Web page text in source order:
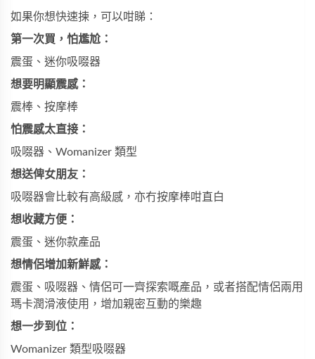
如果你想快速揀，可以咁睇：
第一次買，怕尷尬：
震蛋、迷你吸啜器
想要明顯震感：
震棒、按摩棒
怕震感太直接：
吸啜器、Womanizer 類型
想送俾女朋友：
吸啜器會比較有高級感，亦冇按摩棒咁直白
想收藏方便：
震蛋、迷你款產品
想情侶增加新鮮感：
震蛋、吸啜器、情侶可一齊探索嘅產品，或者搭配情侶兩用
瑪卡潤滑液使用，增加親密互動的樂趣
想一步到位：
Womanizer 類型吸啜器